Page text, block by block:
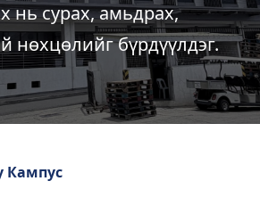
нь сурах, амьдрах,
нөхцөлийг бүрдүүлдэг.
Кампус